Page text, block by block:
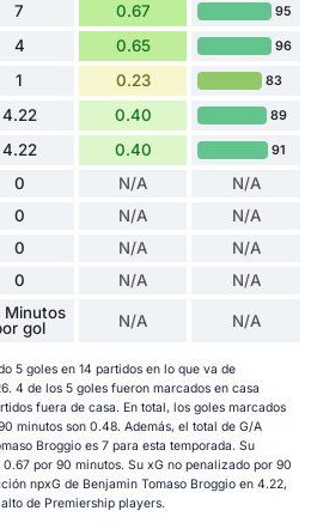
7 0.67 95
4 0.65 96
1 0.23 83
4.22 0.40 89
4.22 0.40 91
0 N/A N/A
0 N/A N/A
0 N/A N/A
0 N/A N/A
Minutos
gol
N/A N/A
5 goles en 14 partidos en lo que va de
4 de los 5 goles fueron marcados en casa
fuera de casa. En total, los goles marcados
minutos son 0.48. Además, el total de G/A
Broggio es 7 para esta temporada. Su
por 90 minutos. Su xG no penalizado por 90
npxG de Benjamin Tomaso Broggio en 4.22,
de Premiership players.